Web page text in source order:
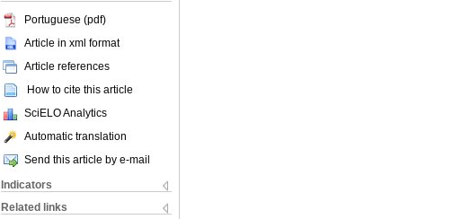
Portuguese (pdf)
Article in xml format
Article references
How to cite this article
SciELO Analytics
Automatic translation
Send this article by e-mail
Indicators
Related links